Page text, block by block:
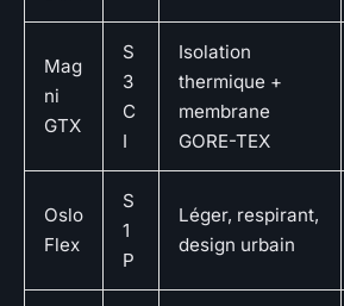
Mag
ni
GTX
S
3
C
I
Isolation
thermique +
membrane
GORE-TEX
Oslo
Flex
S
1
P
Léger, respirant,
design urbain